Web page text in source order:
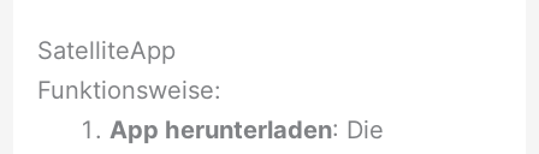
SatelliteApp
Funktionsweise:
App herunterladen: Die